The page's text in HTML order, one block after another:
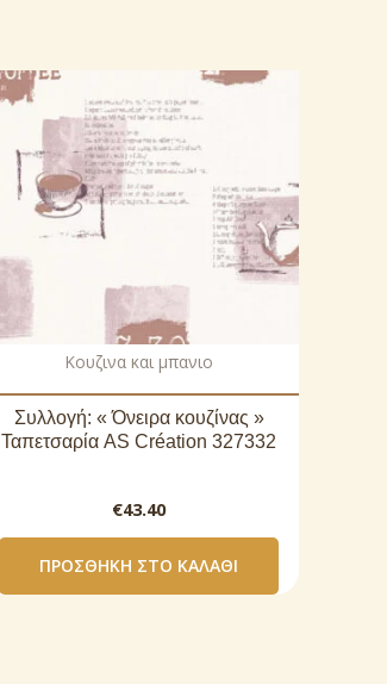
Κουζινα και μπανιο
Συλλογή: « Όνειρα κουζίνας »
Ταπετσαρία AS Création 327332
€43.40
ΠΡΟΣΘΉΚΗ ΣΤΟ ΚΑΛΆΘΙ